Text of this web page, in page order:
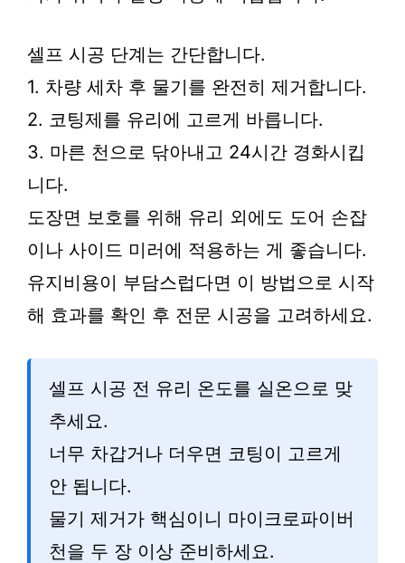
셀프 시공 단계는 간단합니다.
1. 차량 세차 후 물기를 완전히 제거합니다.
2. 코팅제를 유리에 고르게 바릅니다.
3. 마른 천으로 닦아내고 24시간 경화시킵
니다.
도장면 보호를 위해 유리 외에도 도어 손잡
이나 사이드 미러에 적용하는 게 좋습니다.
유지비용이 부담스럽다면 이 방법으로 시작
해 효과를 확인 후 전문 시공을 고려하세요.
셀프 시공 전 유리 온도를 실온으로 맞
추세요.
너무 차갑거나 더우면 코팅이 고르게
안 됩니다.
물기 제거가 핵심이니 마이크로파이버
천을 두 장 이상 준비하세요.